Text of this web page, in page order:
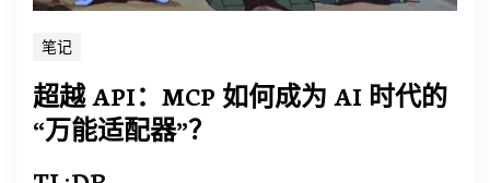
笔记
超越 API：MCP 如何成为 AI 时代的
“万能适配器”？